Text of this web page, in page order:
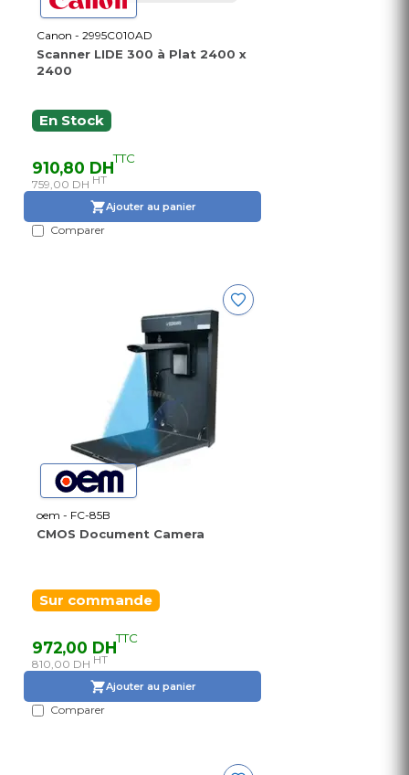
Canon - 2995C010AD
Scanner LIDE 300 à Plat 2400 x
2400
En Stock
910,80 DHTTC
759,00 DH HT
Ajouter au panier
Comparer
oem - FC-85B
CMOS Document Camera
Sur commande
972,00 DHTTC
810,00 DH HT
Ajouter au panier
Comparer